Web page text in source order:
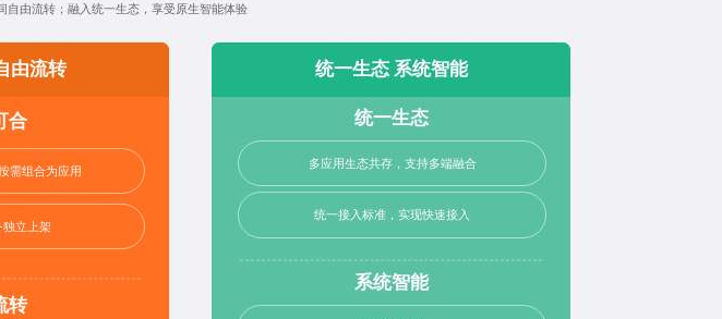
由流转；融入统一生态，享受原生智能体验
由流转
合
需组合为应用
独立上架
转
统一生态 系统智能
统一生态
多应用生态共存，支持多端融合
统一接入标准，实现快速接入
系统智能